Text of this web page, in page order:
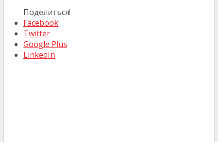
Поделиться!
Facebook
Twitter
Google Plus
LinkedIn